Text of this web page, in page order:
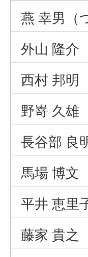
燕 幸男（
外山 隆介
西村 邦明
野嵜 久雄
長谷部 良
馬場 博文
平井 恵里
藤家 貴之